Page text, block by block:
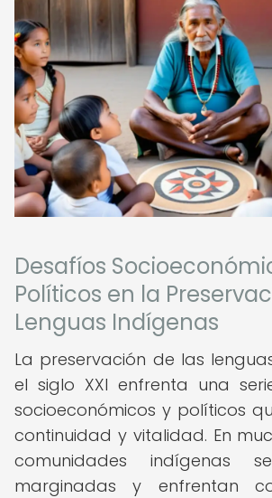
Desafíos
Políticos en la
Lenguas Indígenas
La preservación de las
el siglo XXI enfrenta una
socioeconómicos y políticos
continuidad y vitalidad. En
comunidades indígenas
marginadas y enfrentan